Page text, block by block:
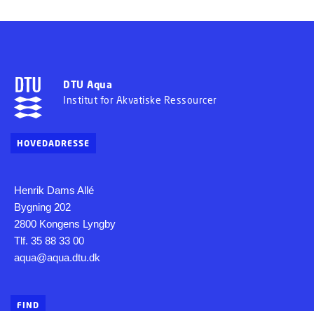
DTU Aqua
Institut for Akvatiske Ressourcer
HOVEDADRESSE
Henrik Dams Allé
Bygning 202
2800 Kongens Lyngby
Tlf. 35 88 33 00
aqua@aqua.dtu.dk
FIND